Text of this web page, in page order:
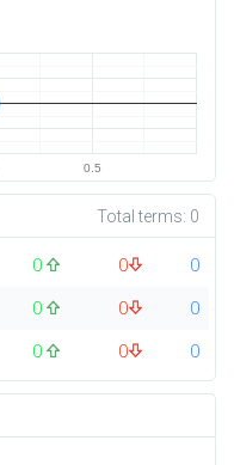
0.5
Total terms: 0
0 0
0
0 0
0
0 0 0